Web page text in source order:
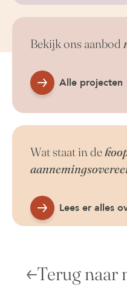
Bekijk ons aanbod
Alle projecten
Wat staat in de
Lees er alles
Terug naar